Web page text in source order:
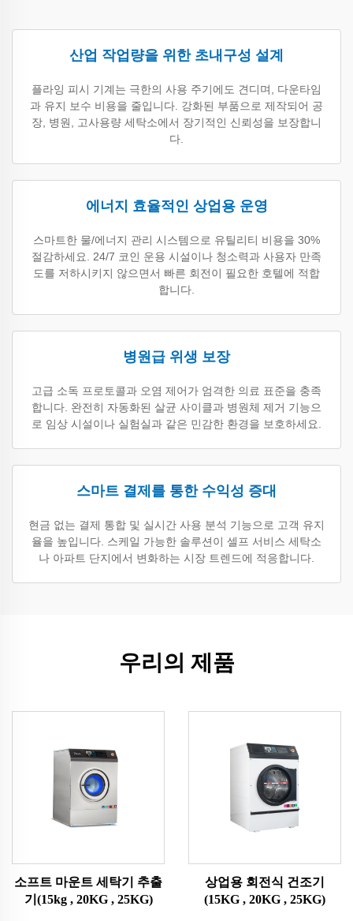
산업 작업량을 위한 초내구성 설계
플라잉 피시 기계는 극한의 사용 주기에도 견디며, 다운타임
과 유지 보수 비용을 줄입니다. 강화된 부품으로 제작되어 공
장, 병원, 고사용량 세탁소에서 장기적인 신뢰성을 보장합니
다.
에너지 효율적인 상업용 운영
스마트한 물/에너지 관리 시스템으로 유틸리티 비용을 30%
절감하세요. 24/7 코인 운용 시설이나 청소력과 사용자 만족
도를 저하시키지 않으면서 빠른 회전이 필요한 호텔에 적합
합니다.
병원급 위생 보장
고급 소독 프로토콜과 오염 제어가 엄격한 의료 표준을 충족
합니다. 완전히 자동화된 살균 사이클과 병원체 제거 기능으
로 임상 시설이나 실험실과 같은 민감한 환경을 보호하세요.
스마트 결제를 통한 수익성 증대
현금 없는 결제 통합 및 실시간 사용 분석 기능으로 고객 유지
율을 높입니다. 스케일 가능한 솔루션이 셀프 서비스 세탁소
나 아파트 단지에서 변화하는 시장 트렌드에 적응합니다.
우리의 제품
소프트 마운트 세탁기 추출
기(15kg , 20KG , 25KG)
상업용 회전식 건조기
(15KG , 20KG , 25KG)